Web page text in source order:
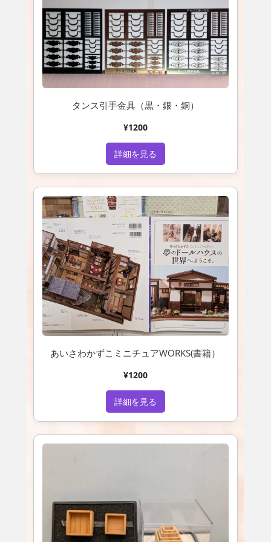
タンス引手金具（黒・銀・銅）
¥1200
詳細を見る
あいさわかずこミニチュアWORKS(書籍）
¥1200
詳細を見る